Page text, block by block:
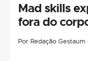
Mad skills
fora do
Por Redação